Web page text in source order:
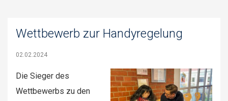
Wettbewerb zur Handyregelung
02.02.2024
Die Sieger des
Wettbewerbs zu den